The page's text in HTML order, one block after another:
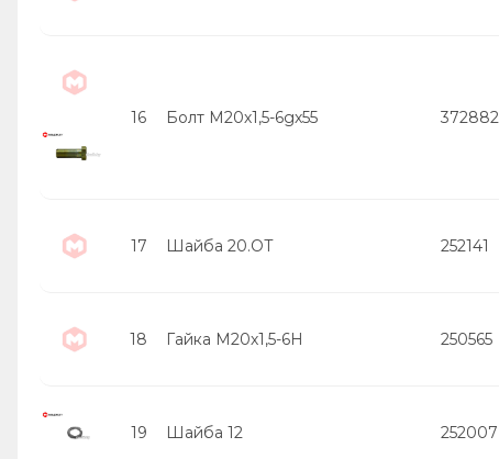
16 Болт М20х1,5-6gх55 372882
17 Шайба 20.ОТ 252141
18 Гайка М20х1,5-6Н 250565
19 Шайба 12 252007